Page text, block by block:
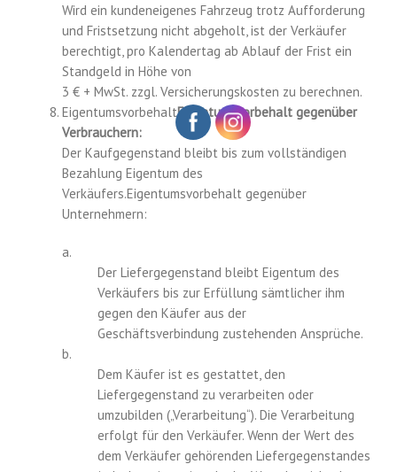
Wird ein kundeneigenes Fahrzeug trotz Aufforderung
und Fristsetzung nicht abgeholt, ist der Verkäufer
berechtigt, pro Kalendertag ab Ablauf der Frist ein
Standgeld in Höhe von
3 € + MwSt. zzgl. Versicherungskosten zu berechnen.
EigentumsvorbehaltEigentumsvorbehalt gegenüber
Verbrauchern:
Der Kaufgegenstand bleibt bis zum vollständigen
Bezahlung Eigentum des
Verkäufers.Eigentumsvorbehalt gegenüber
Unternehmern:
a.
Der Liefergegenstand bleibt Eigentum des
Verkäufers bis zur Erfüllung sämtlicher ihm
gegen den Käufer aus der
Geschäftsverbindung zustehenden Ansprüche.
b.
Dem Käufer ist es gestattet, den
Liefergegenstand zu verarbeiten oder
umzubilden („Verarbeitung“). Die Verarbeitung
erfolgt für den Verkäufer. Wenn der Wert des
dem Verkäufer gehörenden Liefergegenstandes